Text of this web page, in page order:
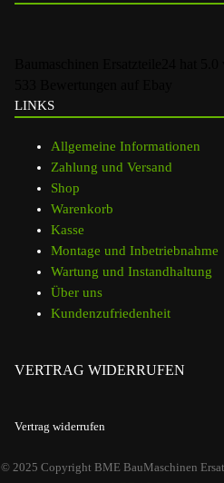
LINKS
Allgemeine Informationen
Zahlung und Versand
Shop
Warenkorb
Kasse
Montage und Inbetriebnahme
Wartung und Instandhaltung
Über uns
Kundenzufriedenheit
VERTRAG WIDERRUFEN
Vertrag widerrufen
© 2025 Copyright BME BauMaschinen